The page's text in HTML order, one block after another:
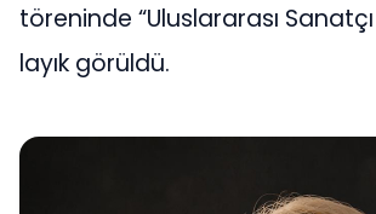
töreninde “Uluslararası
layık görüldü.